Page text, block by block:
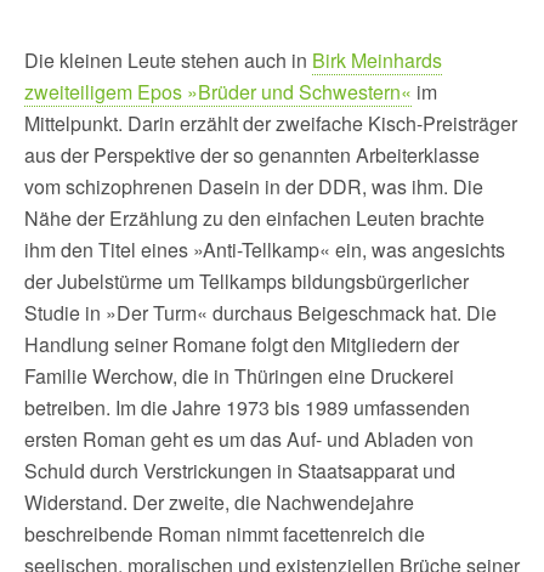
Die kleinen Leute stehen auch in Birk Meinhards
zweiteiligem Epos »Brüder und Schwestern« im
Mittelpunkt. Darin erzählt der zweifache Kisch-Preisträger
aus der Perspektive der so genannten Arbeiterklasse
vom schizophrenen Dasein in der DDR, was ihm. Die
Nähe der Erzählung zu den einfachen Leuten brachte
ihm den Titel eines »Anti-Tellkamp« ein, was angesichts
der Jubelstürme um Tellkamps bildungsbürgerlicher
Studie in »Der Turm« durchaus Beigeschmack hat. Die
Handlung seiner Romane folgt den Mitgliedern der
Familie Werchow, die in Thüringen eine Druckerei
betreiben. Im die Jahre 1973 bis 1989 umfassenden
ersten Roman geht es um das Auf- und Abladen von
Schuld durch Verstrickungen in Staatsapparat und
Widerstand. Der zweite, die Nachwendejahre
beschreibende Roman nimmt facettenreich die
seelischen, moralischen und existenziellen Brüche seiner